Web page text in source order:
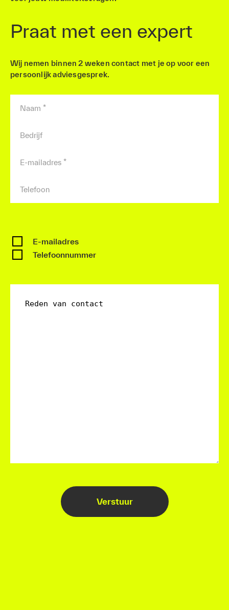
Praat met een expert
Wij nemen binnen 2 weken contact met je op voor een
persoonlijk adviesgesprek.
Naam *
Bedrijf
E-mailadres *
Telefoon
E-mailadres
Telefoonnummer
Verstuur